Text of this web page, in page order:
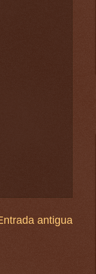
antigua